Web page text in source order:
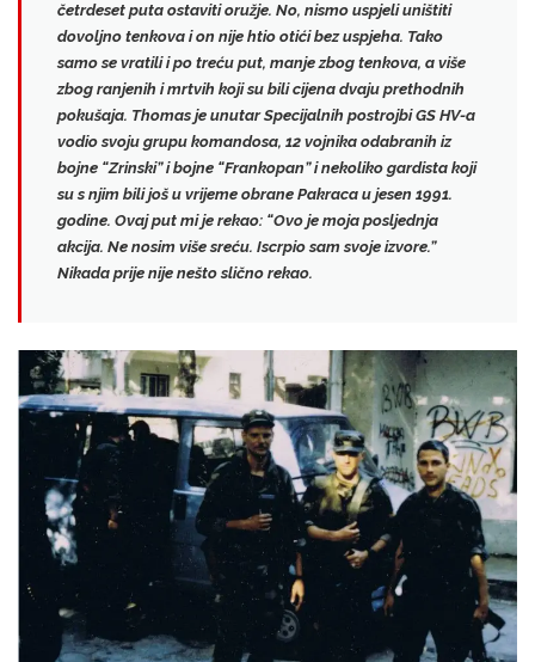
četrdeset puta ostaviti oružje. No, nismo uspjeli uništiti
dovoljno tenkova i on nije htio otići bez uspjeha. Tako
samo se vratili i po treću put, manje zbog tenkova, a više
zbog ranjenih i mrtvih koji su bili cijena dvaju prethodnih
pokušaja. Thomas je unutar Specijalnih postrojbi GS HV-a
vodio svoju grupu komandosa, 12 vojnika odabranih iz
bojne “Zrinski” i bojne “Frankopan” i nekoliko gardista koji
su s njim bili još u vrijeme obrane Pakraca u jesen 1991.
godine. Ovaj put mi je rekao: “Ovo je moja posljednja
akcija. Ne nosim više sreću. Iscrpio sam svoje izvore.”
Nikada prije nije nešto slično rekao.